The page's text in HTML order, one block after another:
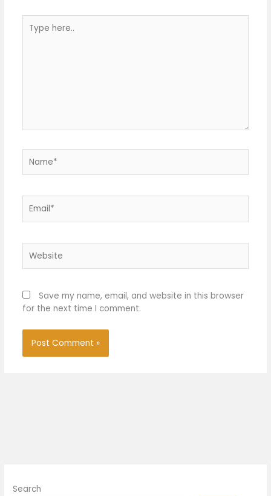
here..
Save my name, email, and website in this browser
for the next time I comment.
Search